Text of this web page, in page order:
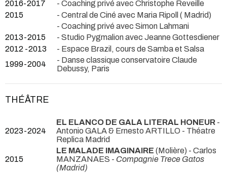
2016-2017
- Coaching privé avec Christophe Reveille
2015
- Central de Ciné avec Maria Ripoll ( Madrid)
- Coaching privé avec Simon Lahmani
2013-2015
- Studio Pygmalion avec Jeanne Gottesdiener
2012 -2013
- Espace Brazil, cours de Samba et Salsa
1999-2004
- Danse classique conservatoire Claude
Debussy, Paris
THÉÂTRE
2023-2024
EL ELANCO DE GALA LITERAL HONEUR -
Antonio GALA & Ernesto ARTILLO - Théatre
Replica Madrid
2015
LE MALADE IMAGINAIRE (Molière) - Carlos
MANZANAES - Compagnie Trece Gatos
(Madrid)